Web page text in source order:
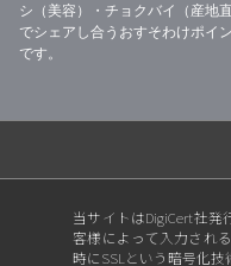
シ（美容）・チョクバイ（産地
でシェアし合うおすそわけポイ
です。
当サイトはDigiCert社
客様によって入力され
時にSSLという暗号化技